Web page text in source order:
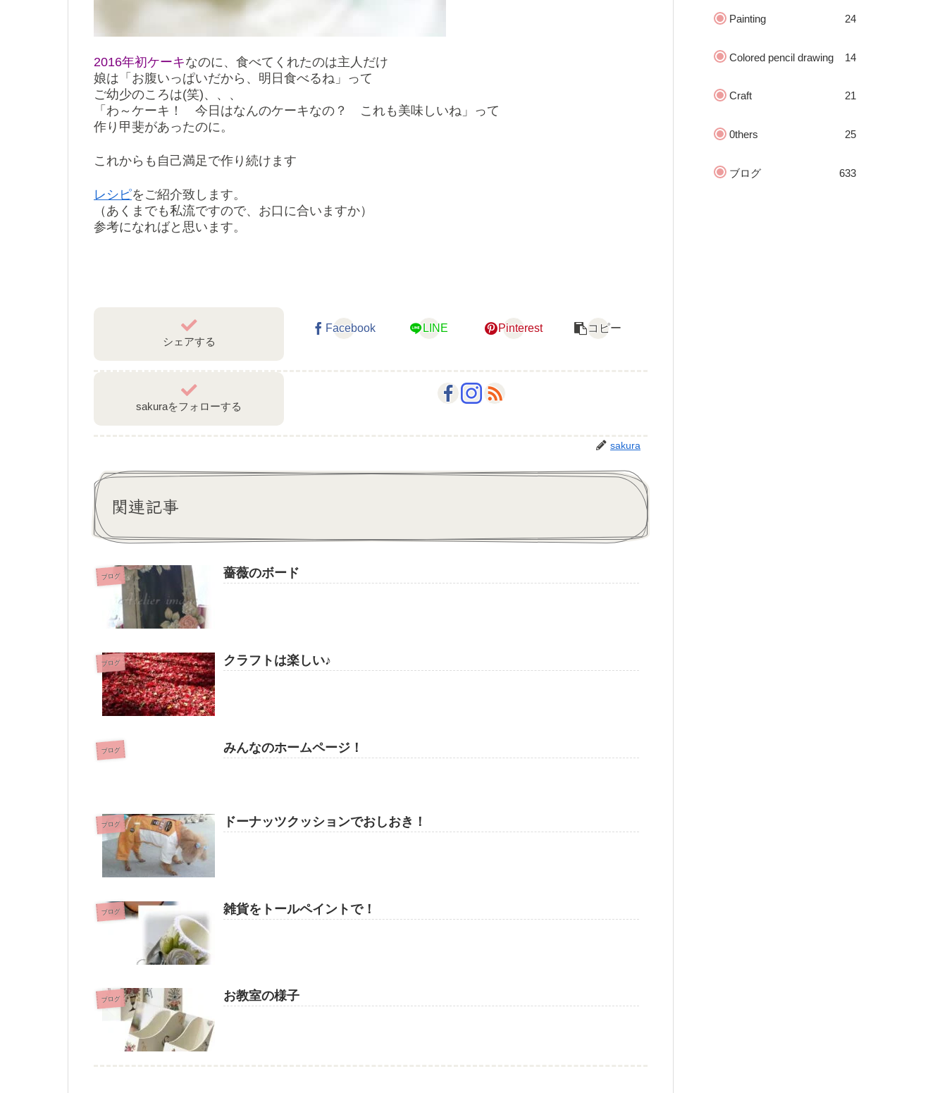
2016年初ケーキなのに、食べてくれたのは主人だけ
娘は「お腹いっぱいだから、明日食べるね」って
ご幼少のころは(笑)、、、
「わ～ケーキ！ 今日はなんのケーキなの？ これも美味しいね」って
作り甲斐があったのに。
これからも自己満足で作り続けます
レシピをご紹介致します。
（あくまでも私流ですので、お口に合いますか）
参考になればと思います。
シェアする
Facebook LINE Pinterest コピー
sakuraをフォローする
sakura
関連記事
ブログ 薔薇のボード
ブログ クラフトは楽しい♪
ブログ みんなのホームページ！
ブログ ドーナッツクッションでおしおき！
ブログ 雑貨をトールペイントで！
ブログ お教室の様子
Painting 24
Colored pencil drawing 14
Craft 21
0thers 25
ブログ 633